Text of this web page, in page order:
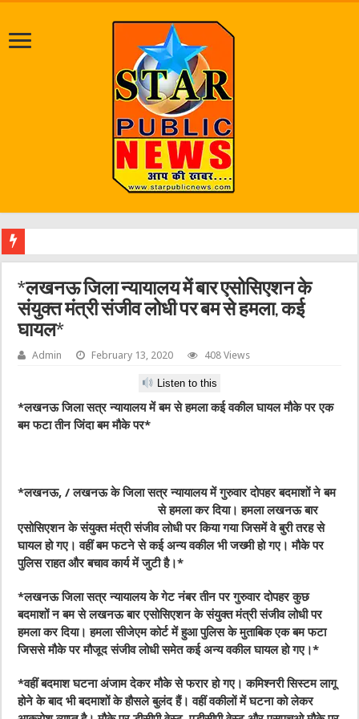
*लखनऊ जिला न्यायालय में बार एसोसिएशन के
संयुक्त मंत्री संजीव लोधी पर बम से हमला, कई
घायल*
Admin February 13, 2020 408 Views
Listen to this
*लखनऊ जिला सत्र न्यायालय में बम से हमला कई वकील घायल मौके पर एक
बम फटा तीन जिंदा बम मौके पर*
*लखनऊ, / लखनऊ के जिला सत्र न्यायालय में गुरुवारदोपहर बदमाशों ने बम
से हमला कर दिया। हमला लखनऊ बार
एसोसिएशन के संयुक्त मंत्री संजीव लोधी पर किया गया जिसमें वे बुरी तरह से
घायल हो गए। वहीं बम फटने से कई अन्य वकील भी जख्मी हो गए। मौके पर
पुलिस राहत और बचाव कार्य में जुटी है।*
*लखनऊ जिला सत्र न्यायालय के गेट नंबर तीन पर गुरुवार दोपहर कुछ
बदमाशों न बम से लखनऊ बार एसोसिएशन के संयुक्त मंत्री संजीव लोधी पर
हमला कर दिया। हमला सीजेएम कोर्ट में हुआ पुलिस के मुताबिक एक बम फटा
जिससे मौके पर मौजूद संजीव लोधी समेत कई अन्य वकील घायल हो गए।*
*वहीं बदमाश घटना अंजाम देकर मौके से फरार हो गए। कमिश्नरी सिस्टम लागू
होने के बाद भी बदमाशों के हौसले बुलंद हैं। वहीं वकीलों में घटना को लेकर